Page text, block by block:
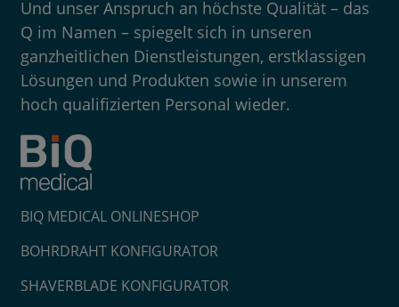
Und unser Anspruch an höchste Qualität – das
Q im Namen – spiegelt sich in unseren
ganzheitlichen Dienstleistungen, erstklassigen
Lösungen und Produkten sowie in unserem
hoch qualifizierten Personal wieder.
BIQ MEDICAL ONLINESHOP
BOHRDRAHT KONFIGURATOR
SHAVERBLADE KONFIGURATOR